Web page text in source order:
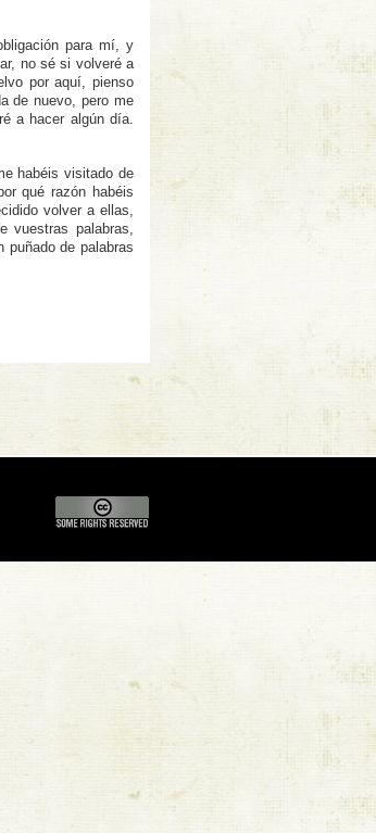
para mí, y
no sé si volveré a
por aquí­, pienso
de nuevo, pero me
a hacer algún día.
habéis visitado de
qué razón habéis
volver a ellas,
vuestras palabras,
de palabras